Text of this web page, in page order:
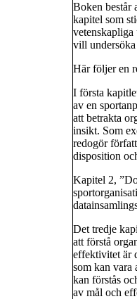
Boken består
kapitel som
vill undersöka
Här följer en
I första
av en
att betrakta
insikt. Som
redogör
disposition
Kapitel 2,
Det tredje
att förstå
effektivitet är
som kan vara
kan förstås
av mål och